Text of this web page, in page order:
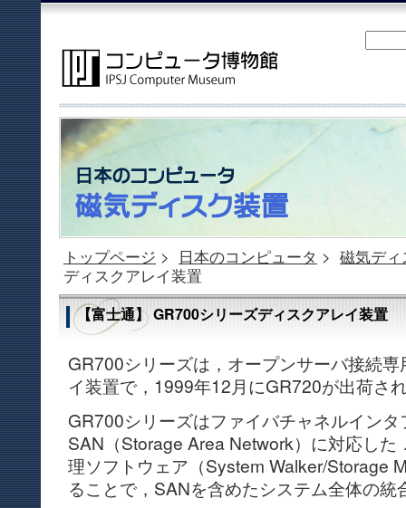
トップページ > 日本のコンピュータ > 磁気デ
ディスクアレイ装置
【富士通】 GR700シリーズディスクアレイ装置
GR700シリーズは，オープンサーバ接続
イ装置で，1999年12月にGR720が出荷さ
GR700シリーズはファイバチャネルイン
SAN（Storage Area Network）に対応した
理ソフトウェア（System Walker/Storage
ることで，SANを含めたシステム全体の統